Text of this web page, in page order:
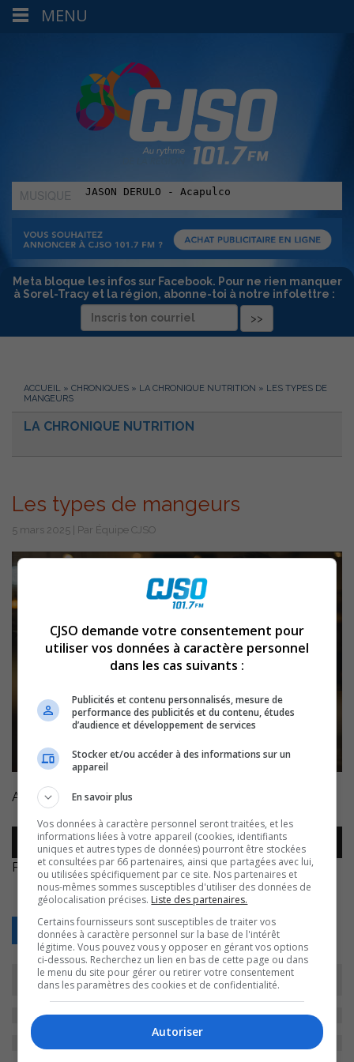
MUSIQUE
:
Meta bloque les infos sur Facebook. Pour ne rien manquer
à Sorel-Tracy et la région, abonne-toi à notre infolettre :
ACCUEIL » CHRONIQUES » LA CHRONIQUE NUTRITION » LES TYPES DE
MANGEURS
LA CHRONIQUE NUTRITION
Les types de mangeurs
5 mars 2025 | Par Équipe CJSO
Avec Catherine Paul, nutritionniste et sportive.
Lecteur
audio
00:00
Photo dePablo Merchán Montessur Unsplash
Retour
MENU
CJSO demande votre consentement pour
utiliser vos données à caractère personnel
dans les cas suivants :
Publicités et contenu personnalisés, mesure de
performance des publicités et du contenu, études
d’audience et développement de services
Stocker et/ou accéder à des informations sur un
appareil
En savoir plus
Vos données à caractère personnel seront traitées, et les
informations liées à votre appareil (cookies, identifiants
uniques et autres types de données) pourront être stockées
et consultées par 66 partenaires, ainsi que partagées avec lui,
ou utilisées spécifiquement par ce site. Nos partenaires et
nous-mêmes sommes susceptibles d'utiliser des données de
géolocalisation précises. Liste des partenaires.
Certains fournisseurs sont susceptibles de traiter vos
données à caractère personnel sur la base de l'intérêt
légitime. Vous pouvez vous y opposer en gérant vos options
ci-dessous. Recherchez un lien en bas de cette page ou dans
le menu du site pour gérer ou retirer votre consentement
dans les paramètres des cookies et de confidentialité.
Autoriser